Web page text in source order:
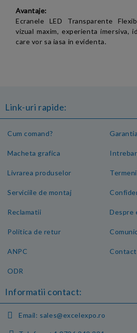
Avantaje:
Ecranele LED Transparente
vizual maxim, experienta imersiva,
care vor sa iasa in evidenta.
Link-uri rapide:
Cum comand?
Macheta grafica
Livrarea produselor
Serviciile de montaj
Reclamatii
Politica de retur
ANPC
ODR
Despre
Contact
Informatii contact:
Email: sales@excelexpo.ro